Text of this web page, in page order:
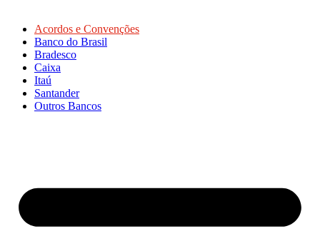
Acordos e Convenções
Banco do Brasil
Bradesco
Caixa
Itaú
Santander
Outros Bancos